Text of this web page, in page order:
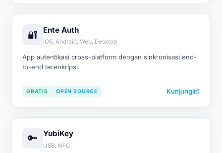
🔐 Ente Auth
iOS, Android, Web, Desktop
App autentikasi cross-platform dengan sinkronisasi end-
to-end terenkripsi.
GRATIS OPEN SOURCE Kunjungi
🔑 YubiKey
USB, NFC